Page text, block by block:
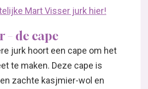
Mart Visser jurk hier!
– de cape
jurk hoort een cape om het
te maken. Deze cape is
zachte kasjmier-wol en